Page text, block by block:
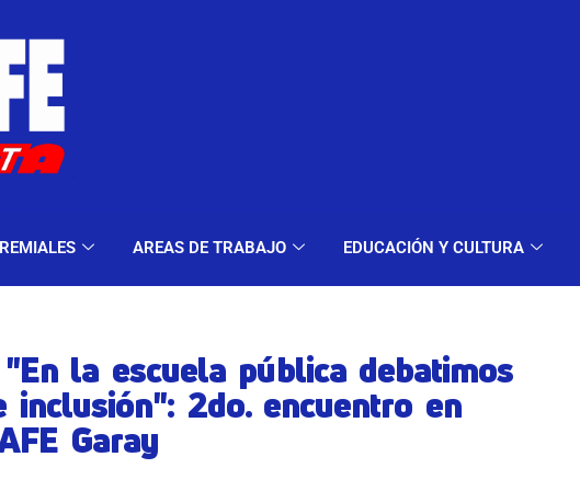
AREAS DE TRABAJO EDUCACIÓN Y CULTURA
Y MODALIDADES GREMIALES AREAS DE TRABAJO
la escuela pública debatimos
inclusión": 2do. encuentro en
Garay